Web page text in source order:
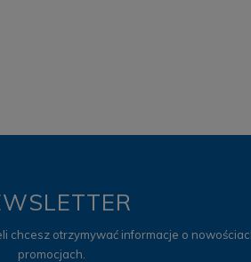
chcesz otrzymywać informacje o
promocjach.